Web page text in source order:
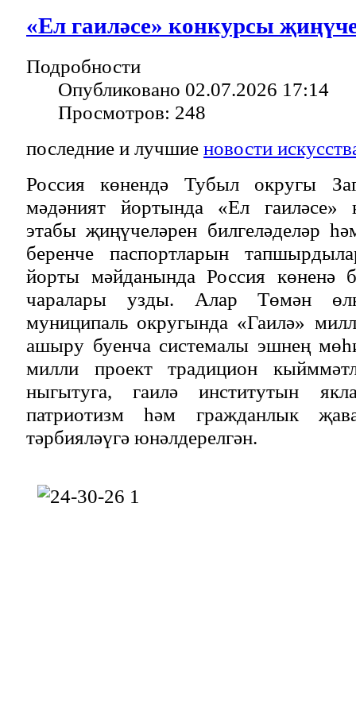
«Ел гаиләсе» конкурсы
Подробности
Опубликовано 02.07.2026 17:14
Просмотров: 248
последние и лучшие новости
Россия көнендә Тубыл округы
мәдәният йортында «Ел гаиләсе»
этабы җиңүчеләрен билгеләделәр
беренче паспортларын
йорты мәйданында Россия көненә
чаралары узды. Алар Төмән
муниципаль округында «Гаилә»
ашыру буенча системалы эшнең
милли проект традицион
ныгытуга, гаилә институтын
патриотизм һәм гражданлык
тәрбияләүгә юнәлдерелгән.